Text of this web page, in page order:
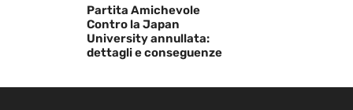
Partita Amichevole
Contro la Japan
University annullata:
dettagli e conseguenze